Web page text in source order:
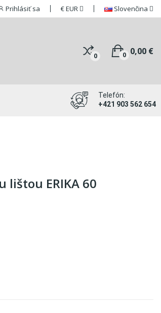
Prihlásiť sa €EUR Slovenčina
0 0,00 €
0
Telefón:
+421 903 562 654
lištou ERIKA 60